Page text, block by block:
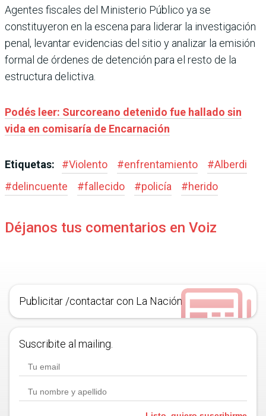
Agentes fiscales del Ministerio Público ya se
constituyeron en la escena para liderar la investigación
penal, levantar evidencias del sitio y analizar la emisión
formal de órdenes de detención para el resto de la
estructura delictiva.
Podés leer: Surcoreano detenido fue hallado sin
vida en comisaría de Encarnación
Etiquetas: #Violento #enfrentamiento #Alberdi
#delincuente #fallecido #policía #herido
Déjanos tus comentarios en Voiz
Publicitar /contactar con La Nación
Suscribite al mailing.